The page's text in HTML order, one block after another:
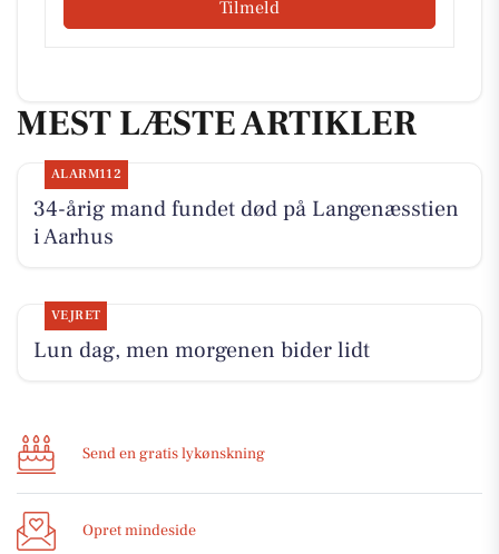
Tilmeld
MEST LÆSTE ARTIKLER
ALARM112
34-årig mand fundet død på Langenæsstien
i Aarhus
VEJRET
Lun dag, men morgenen bider lidt
Send en gratis lykønskning
Opret mindeside